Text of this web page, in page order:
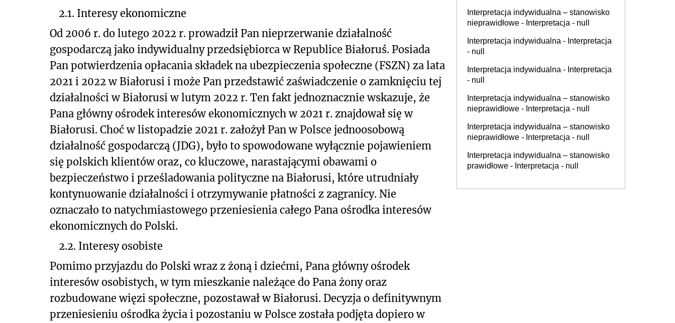
2.1. Interesy ekonomiczne
Od 2006 r. do lutego 2022 r. prowadził Pan nieprzerwanie działalność
gospodarczą jako indywidualny przedsiębiorca w Republice Białoruś. Posiada
Pan potwierdzenia opłacania składek na ubezpieczenia społeczne (FSZN) za lata
2021 i 2022 w Białorusi i może Pan przedstawić zaświadczenie o zamknięciu tej
działalności w Białorusi w lutym 2022 r. Ten fakt jednoznacznie wskazuje, że
Pana główny ośrodek interesów ekonomicznych w 2021 r. znajdował się w
Białorusi. Choć w listopadzie 2021 r. założył Pan w Polsce jednoosobową
działalność gospodarczą (JDG), było to spowodowane wyłącznie pojawieniem
się polskich klientów oraz, co kluczowe, narastającymi obawami o
bezpieczeństwo i prześladowania polityczne na Białorusi, które utrudniały
kontynuowanie działalności i otrzymywanie płatności z zagranicy. Nie
oznaczało to natychmiastowego przeniesienia całego Pana ośrodka interesów
ekonomicznych do Polski.
2.2. Interesy osobiste
Pomimo przyjazdu do Polski wraz z żoną i dziećmi, Pana główny ośrodek
interesów osobistych, w tym mieszkanie należące do Pana żony oraz
rozbudowane więzi społeczne, pozostawał w Białorusi. Decyzja o definitywnym
przeniesieniu ośrodka życia i pozostaniu w Polsce została podjęta dopiero w
Interpretacja indywidualna – stanowisko
nieprawidłowe - Interpretacja - null
Interpretacja indywidualna - Interpretacja
- null
Interpretacja indywidualna - Interpretacja
- null
Interpretacja indywidualna – stanowisko
nieprawidłowe - Interpretacja - null
Interpretacja indywidualna – stanowisko
nieprawidłowe - Interpretacja - null
Interpretacja indywidualna – stanowisko
prawidłowe - Interpretacja - null